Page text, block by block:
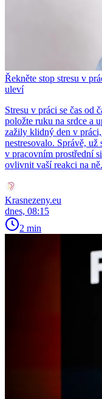
Řekněte stop stresu v
uleví
Stresu v práci se čas od
položte ruku na srdce a
zažily klidný den v
nestresovalo. Správě, už
v pracovním prostřední
ovlivnit vaší reakci na ně.
Krasnezeny.eu
dnes, 08:15
2 min